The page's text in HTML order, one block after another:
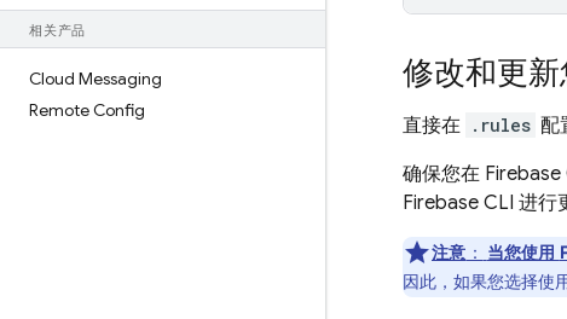
相关产品
Cloud Messaging
Remote Config
修改和更
直接在 .rules 配
确保您在 Firebase
Firebase CLI 进行
注意 ： 当您使用
因此，如果您选择使